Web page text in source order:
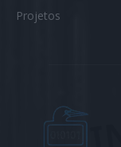
Projetos